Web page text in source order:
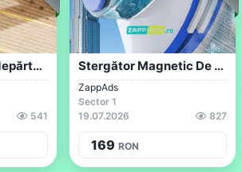
Aparat Pentru Îndepărtarea Scamelor De P...
541
Stergător Magnetic De Geamuri
ZappAds
Sector 1
19.07.2026
827
169 RON